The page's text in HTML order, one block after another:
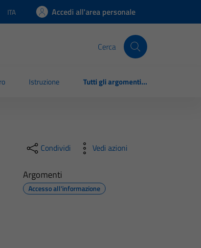
Lingua attiva:
ITA Accedi all'area personale
Cerca
Istruzione Tutti gli argomenti...
Condividi Vedi azioni
Argomenti
Accesso all'informazione